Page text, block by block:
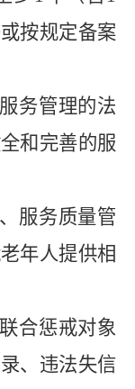
按规定备案
务管理的法
和完善的服
服务质量管
年人提供相
合惩戒对象
、违法失信